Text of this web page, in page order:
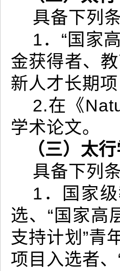
具备下列
1．“国家
金获得者、
新人才长期
2.在《
学术论文。
（三）太
具备下列
1．国家
选、“国家高
支持计划”青
项目入选者